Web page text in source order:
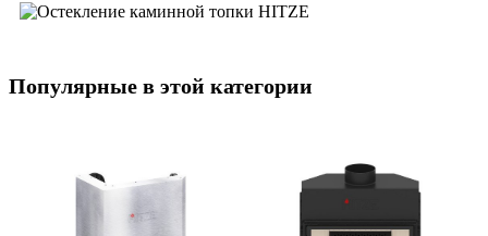
Популярные в этой категории